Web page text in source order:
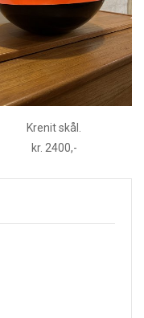
Krenit skål.
kr. 2400,-